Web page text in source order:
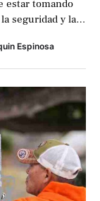
estar tomando
seguridad y la
Espinosa